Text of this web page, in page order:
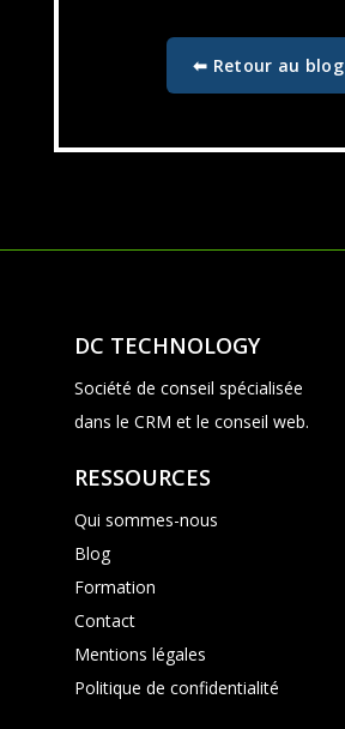
⬅ Retour au blog
DC TECHNOLOGY
Société de conseil spécialisée
dans le CRM et le conseil web.
RESSOURCES
Qui sommes-nous
Blog
Formation
Contact
Mentions légales
Politique de confidentialité